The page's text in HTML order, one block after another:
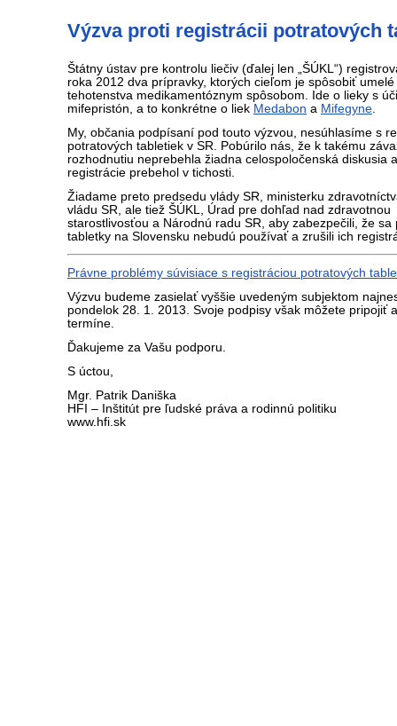
Výzva proti registrácii potratových
Štátny ústav pre kontrolu liečiv (ďalej len „ŠÚKL“)
roka 2012 dva prípravky, ktorých cieľom je spôsobiť
tehotenstva medikamentóznym spôsobom. Ide o lieky s
mifepristón, a to konkrétne o liek Medabon a Mifegyne.
My, občania podpísaní pod touto výzvou, nesúhlasíme s
potratových tabletiek v SR. Pobúrilo nás, že k takému
rozhodnutiu neprebehla žiadna celospoločenská diskusia
registrácie prebehol v tichosti.
Žiadame preto predsedu vlády SR, ministerku
vládu SR, ale tiež ŠÚKL, Úrad pre dohľad nad zdravotnou
starostlivosťou a Národnú radu SR, aby zabezpečili, že sa
tabletky na Slovensku nebudú používať a zrušili ich
Právne problémy súvisiace s registráciou potratových
Výzvu budeme zasielať vyššie uvedeným subjektom
pondelok 28. 1. 2013. Svoje podpisy však môžete pripojiť
termíne.
Ďakujeme za Vašu podporu.
S úctou,
Mgr. Patrik Daniška
HFI – Inštitút pre ľudské práva a rodinnú politiku
www.hfi.sk